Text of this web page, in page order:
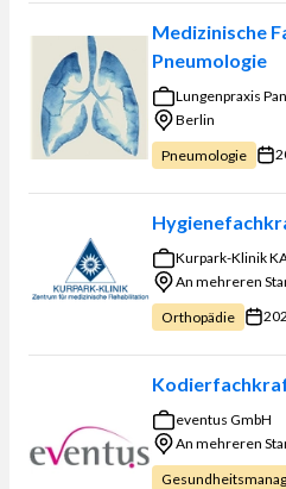
Medizinische
Pneumologie
Lungenpraxis
Berlin
Pneumologie
Kurpark-Klinik
An mehreren
Orthopädie
eventus GmbH
An mehreren